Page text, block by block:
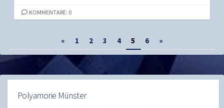
KOMMENTARE: 0
Seitennummerierung
der
Beiträge
« 1 2 3 4 5 6 »
Polyamorie Münster